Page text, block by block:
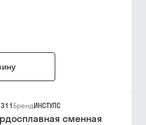
БрендИНСТУЛС
сменная